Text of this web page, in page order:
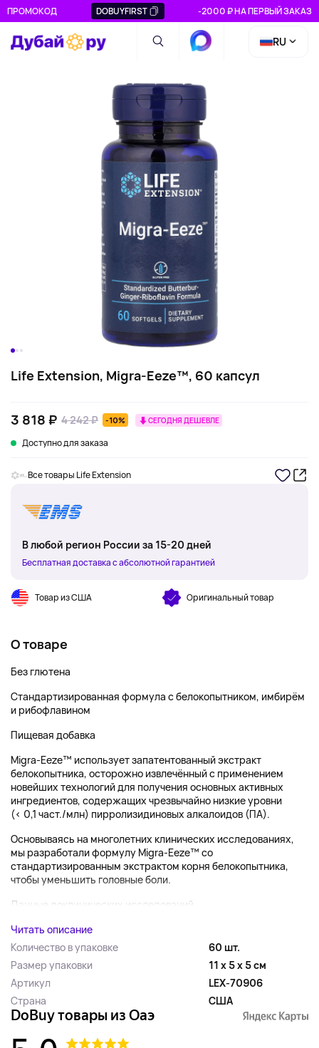
ПРОМОКОД DOBUYFIRST -2000 ₽ НА ПЕРВЫЙ ЗАКАЗ
RU
Life Extension, Migra-Eeze™, 60 капсул
3 818 ₽ 4 242 ₽ -10% СЕГОДНЯ ДЕШЕВЛЕ
Доступно для заказа
Все товары Life Extension
В любой регион России за 15-20 дней
Бесплатная доставка с абсолютной гарантией
Товар из США Оригинальный товар
О товаре
Без глютена
Стандартизированная формула с белокопытником, имбирём
и рибофлавином
Пищевая добавка
Migra-Eeze™ использует запатентованный экстракт
белокопытника, осторожно извлечённый с применением
новейших технологий для получения основных активных
ингредиентов, содержащих чрезвычайно низкие уровни
(< 0,1 част./млн) пирролизидиновых алкалоидов (ПА).
Основываясь на многолетних клинических исследованиях,
мы разработали формулу Migra-Eeze™ со
стандартизированным экстрактом корня белокопытника,
чтобы уменьшить головные боли.
Данные доклинических исследований
Читать описание
Количество в упаковке
60 шт.
Размер упаковки
11 x 5 x 5 см
Артикул
LEX-70906
Страна
США